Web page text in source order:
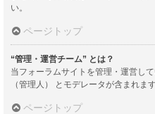
い。
ページトップ
“管理・運営チーム” とは？
当フォーラムサイトを管理・運営し
（管理人） とモデレータが含まれます
ページトップ